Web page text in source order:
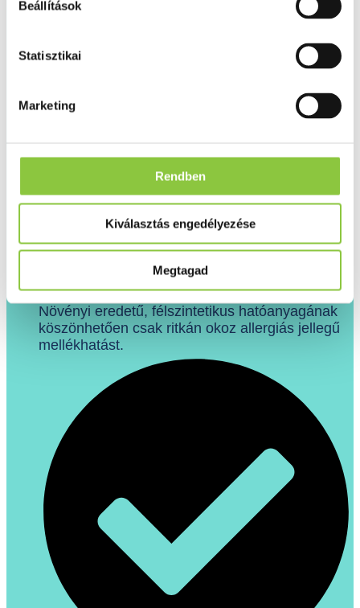
Beállítások
Statisztikai
Marketing
Rendben
Kiválasztás engedélyezése
Megtagad
Növényi eredetű, félszintetikus hatóanyagának
köszönhetően csak ritkán okoz allergiás jellegű
mellékhatást.